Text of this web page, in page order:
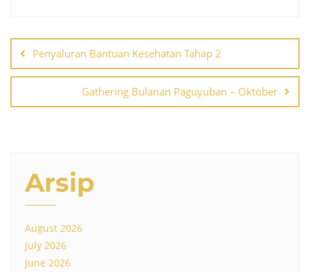
navigation
Penyaluran Bantuan Kesehatan Tahap 2
Gathering Bulanan Paguyuban – Oktober
Arsip
August 2026
July 2026
June 2026